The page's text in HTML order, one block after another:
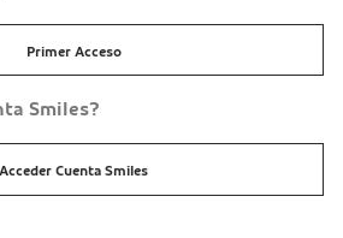
Primer Acceso
Smiles?
Acceder Cuenta Smiles